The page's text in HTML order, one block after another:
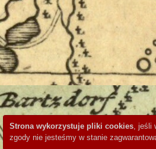
Strona wykorzystuje pliki cookies, jeśli
zgody nie jesteśmy w stanie